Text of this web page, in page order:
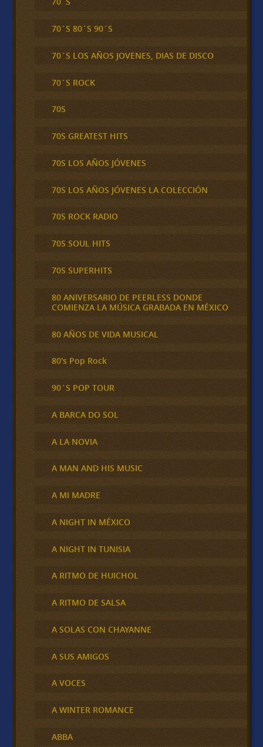
70´S 80´S 90´S
70´S LOS AÑOS JOVENES, DIAS DE DISCO
70´S ROCK
70S
70S GREATEST HITS
70S LOS AÑOS JÓVENES
70S LOS AÑOS JÓVENES LA COLECCIÓN
70S ROCK RADIO
70S SOUL HITS
70S SUPERHITS
80 ANIVERSARIO DE PEERLESS DONDE
COMIENZA LA MÚSICA GRABADA EN MÉXICO
80 AÑOS DE VIDA MUSICAL
80's Pop Rock
90´S POP TOUR
A BARCA DO SOL
A LA NOVIA
A MAN AND HIS MUSIC
A MI MADRE
A NIGHT IN MÉXICO
A NIGHT IN TUNISIA
A RITMO DE HUICHOL
A RITMO DE SALSA
A SOLAS CON CHAYANNE
A SUS AMIGOS
A VOCES
A WINTER ROMANCE
ABBA